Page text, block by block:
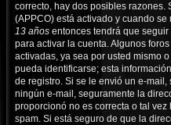
correcto, hay dos posibles razones.
(APPCO) está activado y cuando
13 años entonces tendrá que
para activar la cuenta. Algunos
activadas, ya sea por usted mismo
pueda identificarse; esta
de registro. Si se le envió un e-
ningún e-mail, seguramente la
proporcionó no es correcta o tal
spam. Si está seguro de que la